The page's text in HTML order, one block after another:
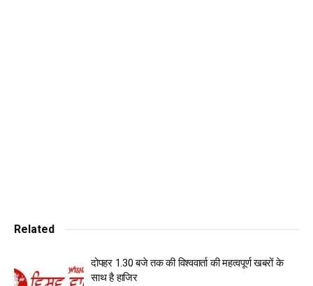
Related
दोपहर 1.30 बजे तक की विश्ववार्ता की महत्वपूर्ण खबरों के
साथ है हाजिर